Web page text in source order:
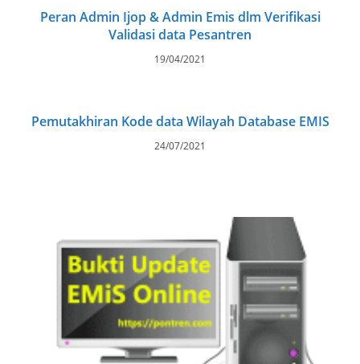
Peran Admin Ijop & Admin Emis dlm Verifikasi
Validasi data Pesantren
19/04/2021
Pemutakhiran Kode data Wilayah Database EMIS
24/07/2021